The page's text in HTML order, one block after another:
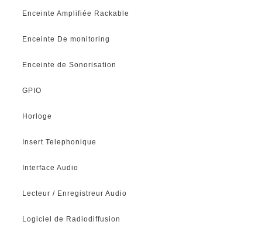
Enceinte Amplifiée Rackable
Enceinte De monitoring
Enceinte de Sonorisation
GPIO
Horloge
Insert Telephonique
Interface Audio
Lecteur / Enregistreur Audio
Logiciel de Radiodiffusion